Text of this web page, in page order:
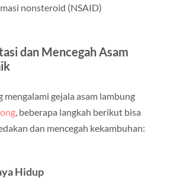
nonsteroid (NSAID)
dan Mencegah Asam
mengalami gejala asam lambung
, beberapa langkah berikut bisa
dan mencegah kekambuhan:
Hidup